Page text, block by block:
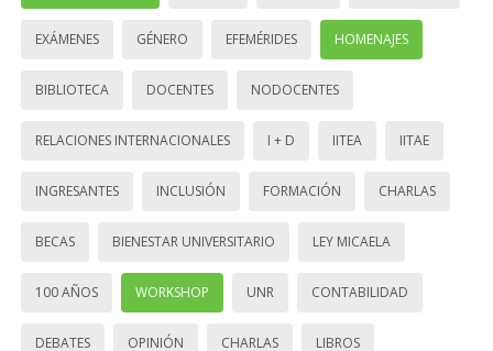
EXÁMENES GÉNERO EFEMÉRIDES HOMENAJES
BIBLIOTECA DOCENTES NODOCENTES
RELACIONES INTERNACIONALES I + D IITEA IITAE
INGRESANTES INCLUSIÓN FORMACIÓN CHARLAS
BECAS BIENESTAR UNIVERSITARIO LEY MICAELA
100 AÑOS WORKSHOP UNR CONTABILIDAD
DEBATES OPINIÓN CHARLAS LIBROS